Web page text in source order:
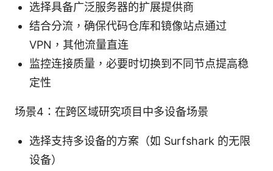
选择具备广泛服务器的扩展提供商
结合分流，确保代码仓库和镜像站点通过
VPN，其他流量直连
监控连接质量，必要时切换到不同节点提高稳
定性
场景4：在跨区域研究项目中多设备场景
选择支持多设备的方案（如 Surfshark 的无限
设备）